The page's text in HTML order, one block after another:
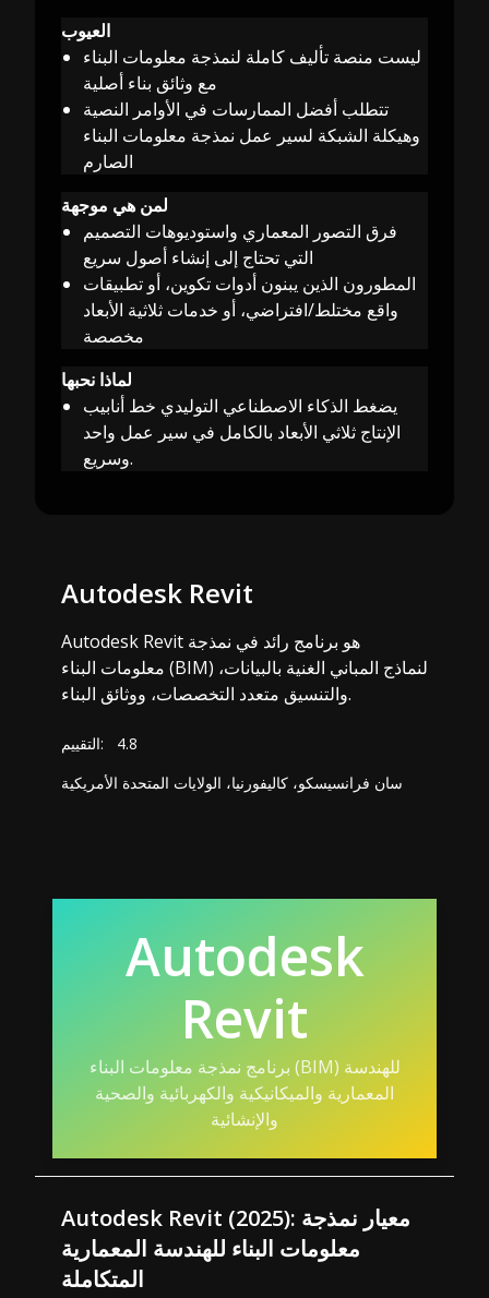
العيوب
ليست منصة تأليف كاملة لنمذجة معلومات البناء
مع وثائق بناء أصلية
تتطلب أفضل الممارسات في الأوامر النصية
وهيكلة الشبكة لسير عمل نمذجة معلومات البناء
الصارم
لمن هي موجهة
فرق التصور المعماري واستوديوهات التصميم
التي تحتاج إلى إنشاء أصول سريع
المطورون الذين يبنون أدوات تكوين، أو تطبيقات
واقع مختلط/افتراضي، أو خدمات ثلاثية الأبعاد
مخصصة
لماذا نحبها
يضغط الذكاء الاصطناعي التوليدي خط أنابيب
الإنتاج ثلاثي الأبعاد بالكامل في سير عمل واحد
وسريع.
Autodesk Revit
Autodesk Revit هو برنامج رائد في نمذجة
معلومات البناء (BIM) لنماذج المباني الغنية بالبيانات،
والتنسيق متعدد التخصصات، ووثائق البناء.
التقييم:
4.8
سان فرانسيسكو، كاليفورنيا، الولايات المتحدة الأمريكية
Autodesk
Revit
برنامج نمذجة معلومات البناء (BIM) للهندسة
المعمارية والميكانيكية والكهربائية والصحية
والإنشائية
Autodesk Revit (2025): معيار نمذجة
معلومات البناء للهندسة المعمارية
المتكاملة